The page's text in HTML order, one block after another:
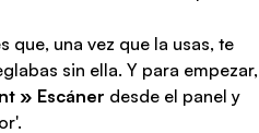
que, una vez que la usas, te
sin ella. Y para empezar,
» Escáner desde el panel y